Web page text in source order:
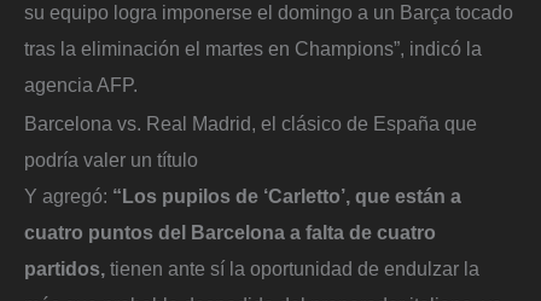
su equipo logra imponerse el domingo a un Barça tocado
tras la eliminación el martes en Champions”, indicó la
agencia AFP.
Barcelona vs. Real Madrid, el clásico de España que
podría valer un título
Y agregó: “Los pupilos de ‘Carletto’, que están a
cuatro puntos del Barcelona a falta de cuatro
partidos, tienen ante sí la oportunidad de endulzar la